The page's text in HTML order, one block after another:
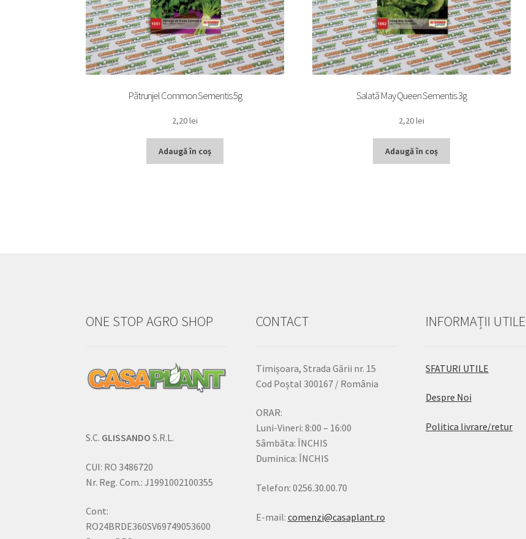
Pătrunjel Common Sementis 5g
2,20lei
Adaugă în coș
Salată May Queen Sementis 3g
2,20lei
Adaugă în coș
ONE STOP AGRO SHOP
S.C. GLISSANDO S.R.L.
CUI: RO 3486720
Nr. Reg. Com.: J1991002100355
Cont:
RO24BRDE360SV69749053600
CONTACT
Timișoara, Strada Gării nr. 15
Cod Poștal 300167 / România
ORAR:
Luni-Vineri: 8:00 – 16:00
Sâmbăta: ÎNCHIS
Duminica: ÎNCHIS
Telefon: 0256.30.00.70
E-mail: comenzi@casaplant.ro
INFORMAȚII UTILE
SFATURI UTILE
Despre Noi
Politica livrare/retur